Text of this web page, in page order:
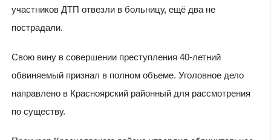
участников ДТП отвезли в больницу, ещё два не
пострадали.
Свою вину в совершении преступления 40-летний
обвиняемый признал в полном объеме. Уголовное дело
направлено в Красноярский районный для рассмотрения
по существу.